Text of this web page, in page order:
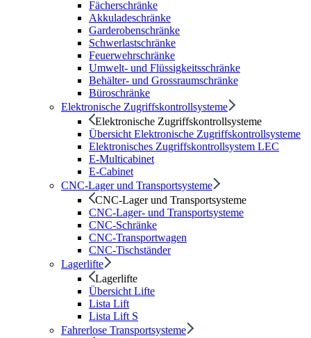
Fächerschränke
Akkuladeschränke
Garderobenschränke
Schwerlastschränke
Feuerwehrschränke
Umwelt- und Flüssigkeitsschränke
Behälter- und Grossraumschränke
Büroschränke
Elektronische Zugriffskontrollsysteme
Elektronische Zugriffskontrollsysteme
Übersicht Elektronische Zugriffskontrollsysteme
Elektronisches Zugriffskontrollsystem LEC
E-Multicabinet
E-Cabinet
CNC-Lager und Transportsysteme
CNC-Lager und Transportsysteme
CNC-Lager- und Transportsysteme
CNC-Schränke
CNC-Transportwagen
CNC-Tischständer
Lagerlifte
Lagerlifte
Übersicht Lifte
Lista Lift
Lista Lift S
Fahrerlose Transportsysteme